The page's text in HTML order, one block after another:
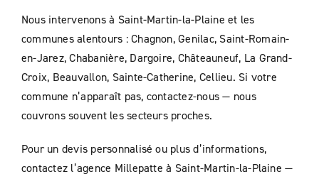
Nous intervenons à Saint-Martin-la-Plaine et les
communes alentours : Chagnon, Genilac, Saint-Romain-
en-Jarez, Chabanière, Dargoire, Châteauneuf, La Grand-
Croix, Beauvallon, Sainte-Catherine, Cellieu. Si votre
commune n’apparaît pas, contactez-nous — nous
couvrons souvent les secteurs proches.
Pour un devis personnalisé ou plus d’informations,
contactez l’agence Millepatte à Saint-Martin-la-Plaine —